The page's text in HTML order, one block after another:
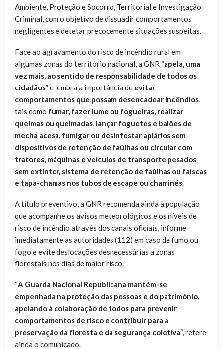
Ambiente, Proteção e Socorro, Territorial e Investigação
Criminal, com o objetivo de dissuadir comportamentos
negligentes e detetar precocemente situações suspeitas.
Face ao agravamento do risco de incêndio rural em
algumas zonas do território nacional, a GNR “apela, uma
vez mais, ao sentido de responsabilidade de todos os
cidadãos” e lembra a importância de evitar
comportamentos que possam desencadear incêndios,
tais como fumar, fazer lume ou fogueiras, realizar
queimas ou queimadas, lançar foguetes e balões de
mecha acesa, fumigar ou desinfestar apiários sem
dispositivos de retenção de faúlhas ou circular com
tratores, máquinas e veículos de transporte pesados
sem extintor, sistema de retenção de faúlhas ou faíscas
e tapa-chamas nos tubos de escape ou chaminés.
A título preventivo, a GNR recomenda ainda à população
que acompanhe os avisos meteorológicos e os níveis de
risco de incêndio através dos canais oficiais, informe
imediatamente as autoridades (112) em caso de fumo ou
fogo e evite deslocações desnecessárias a zonas
florestais nos dias de maior risco.
“A Guarda Nacional Republicana mantém-se
empenhada na proteção das pessoas e do património,
apelando à colaboração de todos para prevenir
comportamentos de risco e contribuir para a
preservação da floresta e da segurança coletiva“, refere
ainda o comunicado.